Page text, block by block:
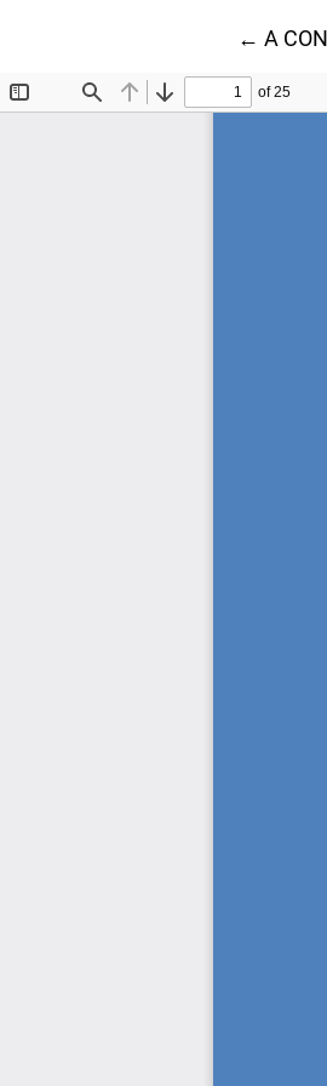
←Voltar
A